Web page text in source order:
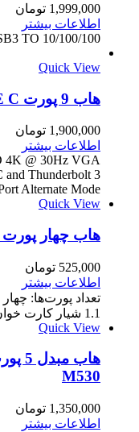
1,999,000 تومان
اطلاعات بیشتر
TO 10/100/100
Quick View
هاب 9 پورت TYPE C دی لینک مدل DUB-M910
1,900,000 تومان
اطلاعات بیشتر
4K @ 30Hz VGA
and Thunderbolt 3
Alternate Mode…
Quick View
هاب چهار پورت DUB-H4 USB2.0
525,000 تومان
اطلاعات بیشتر
1.1 شیار کارت خوان: ندارد قابلیت اتصال آداپتور: دارد
Quick View
M530
1,350,000 تومان
اطلاعات بیشتر